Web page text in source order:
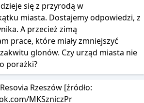
się z przyrodą w
miasta. Dostajemy odpowiedzi, z
A przecież zimą
prace, które miały zmniejszyć
glonów. Czy urząd miasta nie
porażki?